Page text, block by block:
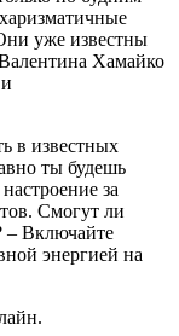
уже известны
Хамайко
в известных
ты будешь
за
Смогут ли
– Включайте
энергией на